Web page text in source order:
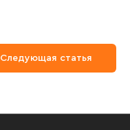
Следующая статья